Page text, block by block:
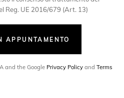
Reg. UE 2016/679 (Art. 13)
APPUNTAMENTO
and the Google Privacy Policy andTerms